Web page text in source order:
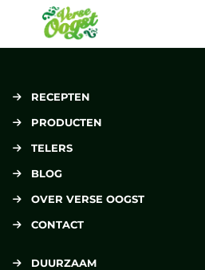
Verse Oogst
RECEPTEN
PRODUCTEN
TELERS
BLOG
OVER VERSE OOGST
CONTACT
DUURZAAM